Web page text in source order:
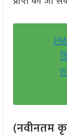
(नवीनतम